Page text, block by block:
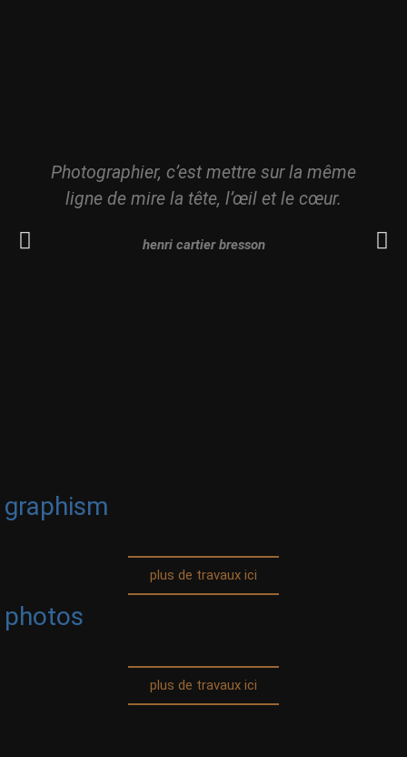
Photographier, c’est mettre sur la même
ligne de mire la tête, l’œil et le cœur.
henri cartier bresson
graphism
plus de travaux ici
photos
plus de travaux ici